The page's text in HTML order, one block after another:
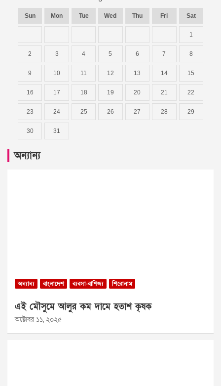
Sun Mon Tue Wed Thu Fri Sat
1
2 3 4 5 6 7 8
9 10 11 12 13 14 15
16 17 18 19 20 21 22
23 24 25 26 27 28 29
30 31
অন্যান্য
অন্যান্য বাংলাদেশ ব্যবসা-বাণিজ্য শিরোনাম
এই মৌসুমে আলুর কম দামে হতাশ কৃষক
অক্টোবর ১১, ২০২৫